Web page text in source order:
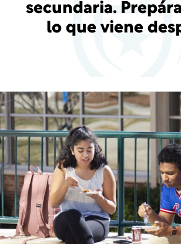
secundaria.
lo que viene